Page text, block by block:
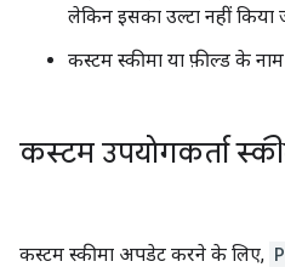
लेकिन इसका उल्टा नहीं किया
कस्टम स्कीमा या फ़ील्ड के
कस्टम उपयोगकर्ता
कस्टम स्कीमा अपडेट करने के लिए,